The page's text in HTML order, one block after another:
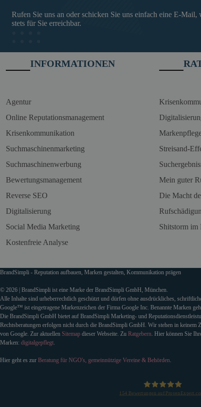
Rufen Sie uns an oder schicken Sie uns einfach eine E-
stets für Sie erreichbar.
INFORMATIONEN
Agentur
Online Reputationsmanagement
Krisenkommunikation
Suchmaschinenmarketing
Suchmaschinenwerbung
Bewertungsmanagement
Reverse SEO
Digitalisierung
Social Media Marketing
Kostenfreie Analyse
Streisand-
Mein guter
Die Macht
Shitstorm im
BrandSimpli - Reputation aufbauen, Marken gestalten, Kommunikation prägen
© 2026 | BrandSimpli ist eine Marke der BrandSimpli GmbH, München.
Alle Inhalte sind urheberrechtlich geschützt und dürfen ohne ausdrückliches,
Google™ ist eingetragene Markenzeichen der Firma Google Inc. Benannte Marken
Die BrandSimpli GmbH bietet auf BrandSimpli Marketing- und
Rechtsberatungen erfolgen nicht durch die BrandSimpli GmbH. Wir stehen in keinem
von Google. Zur aktuellen Sitemap dieser Webseite. Zu Ratgebern . Hier können Sie
Marken: digitalgepflegt
Hier geht es zur Beratung für NGO's, gemeinnützige Vereine & Behörden
154 Bewertungen auf